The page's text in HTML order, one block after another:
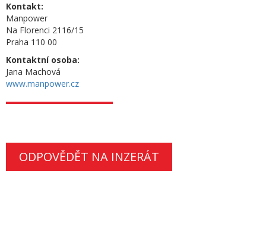
Kontakt:
Manpower
Na Florenci 2116/15
Praha 110 00
Kontaktní osoba:
Jana Machová
www.manpower.cz
ODPOVĚDĚT NA INZERÁT